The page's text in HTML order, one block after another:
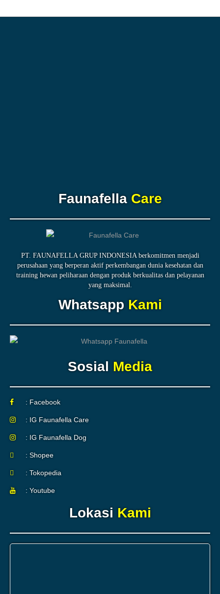
FaunafellaCare
PT. FAUNAFELLA GRUP INDONESIA berkomitmen menjadi
perusahaan yang berperan aktif perkembangan dunia kesehatan dan
training hewan peliharaan dengan produk berkualitas dan pelayanan
yang maksimal.
WhatsappKami
Sosial Media
: Facebook
: IG Faunafella Care
: IG Faunafella Dog
: Shopee
: Tokopedia
: Youtube
Lokasi Kami